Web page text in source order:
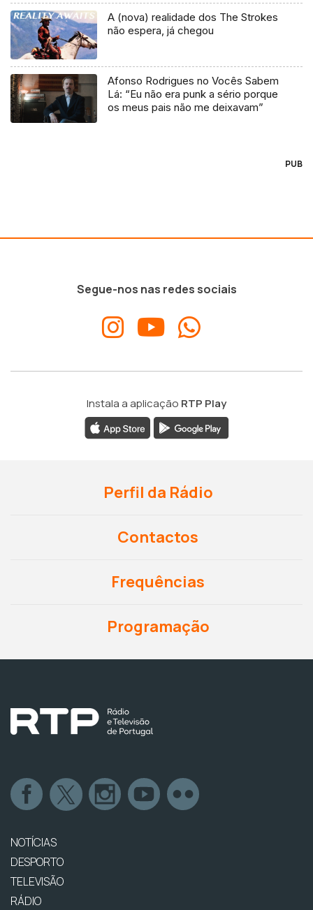
A (nova) realidade dos The Strokes
não espera, já chegou
Afonso Rodrigues no Vocês Sabem
Lá: “Eu não era punk a sério porque
os meus pais não me deixavam”
PUB
Segue-nos nas redes sociais
Instala a aplicação RTP Play
Perfil da Rádio
Contactos
Frequências
Programação
NOTÍCIAS
DESPORTO
TELEVISÃO
RÁDIO